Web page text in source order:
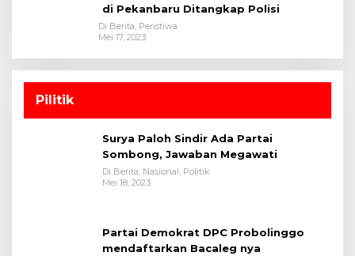
di Pekanbaru Ditangkap Polisi
Di Berita, Peristiwa
Mei 17, 2023
Pilitik
Surya Paloh Sindir Ada Partai
Sombong, Jawaban Megawati
Di Berita, Nasional, Politik
Mei 18, 2023
Partai Demokrat DPC Probolinggo
mendaftarkan Bacaleg nya